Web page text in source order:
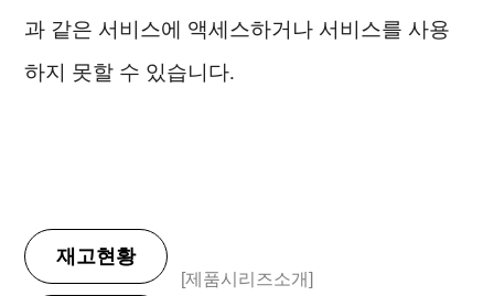
재고현황
과 같은 서비스에 액세스하거나 서비스를 사용
하지 못할 수 있습니다.
[제품시리즈소개]